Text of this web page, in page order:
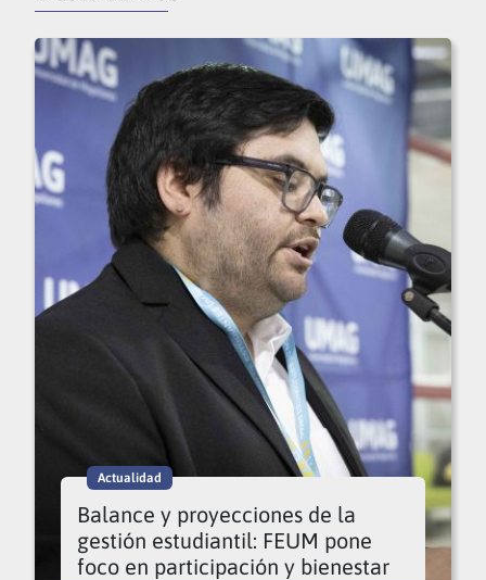
Actualidad
Balance y proyecciones de la
gestión estudiantil: FEUM pone
foco en participación y bienestar